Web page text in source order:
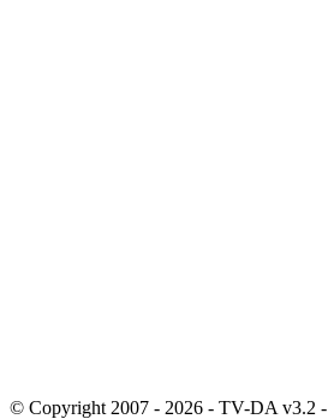
© Copyright 2007 - 2026 - TV-DA v3.2 -